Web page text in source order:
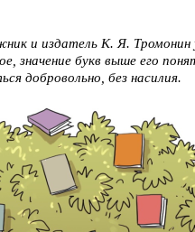
и издатель К. Я. Тромонин
значение букв выше его
добровольно, без насилия.